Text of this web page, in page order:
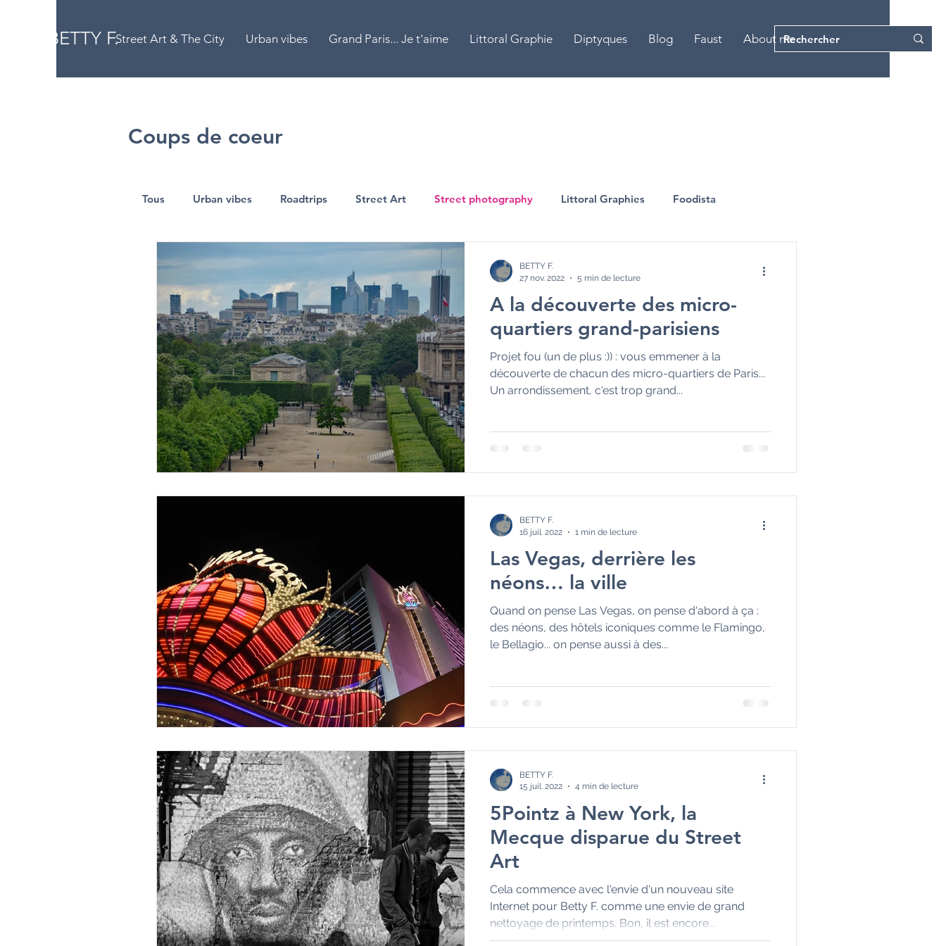
BETTY F.Street Art & The City Urban vibes Grand Paris... Je t'aime Littoral Graphie Diptyques Blog Faust About me
Coups de coeur
Tous Urban vibes Roadtrips Street Art Street photography Littoral Graphies Foodista
Little shops Vieilles pierres Green
A la découverte des micro-
quartiers grand-parisiens
Projet fou (un de plus :)) : vous emmener à la
découverte de chacun des micro-quartiers de Paris...
Un arrondissement, c'est trop grand...
BETTY F.
27 nov. 2022
5 min de lecture
Las Vegas, derrière les
néons… la ville
Quand on pense Las Vegas, on pense d'abord à ça :
des néons, des hôtels iconiques comme le Flamingo,
le Bellagio... on pense aussi à des...
BETTY F.
16 juil. 2022
1 min de lecture
5Pointz à New York, la
Mecque disparue du Street
Art
Cela commence avec l'envie d'un nouveau site
Internet pour Betty F. comme une envie de grand
nettoyage de printemps. Bon, il est encore...
BETTY F.
15 juil. 2022
4 min de lecture